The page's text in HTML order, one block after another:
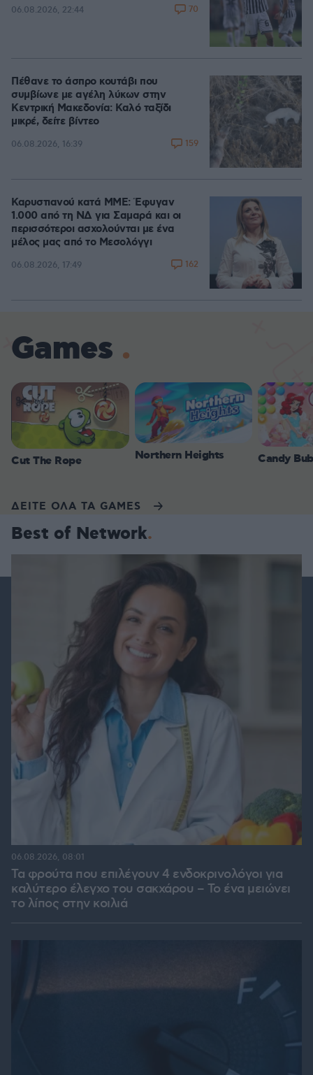
06.08.2026, 22:44 70
Πέθανε το άσπρο κουτάβι που
συμβίωνε με αγέλη λύκων στην
Κεντρική Μακεδονία: Καλό ταξίδι
μικρέ, δείτε βίντεο
06.08.2026, 16:39 159
Καρυστιανού κατά ΜΜΕ: Έφυγαν
1.000 από τη ΝΔ για Σαμαρά και οι
περισσότεροι ασχολούνται με ένα
μέλος μας από το Μεσολόγγι
06.08.2026, 17:49 162
Games
Cut The Rope Northern Heights Candy
ΔΕΙΤΕ ΟΛΑ ΤΑ GAMES
Best of Network
Τα φρούτα που επιλέγουν 4 ενδοκρινολόγοι για
καλύτερο έλεγχο του σακχάρου – Το ένα μειώνει
το λίπος στην κοιλιά
06.08.2026, 08:01